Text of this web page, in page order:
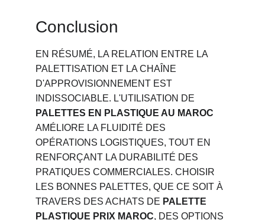
Conclusion
EN RÉSUMÉ, LA RELATION ENTRE LA
PALETTISATION ET LA CHAÎNE
D'APPROVISIONNEMENT EST
INDISSOCIABLE. L'UTILISATION DE
PALETTES EN PLASTIQUE AU MAROC
AMÉLIORE LA FLUIDITÉ DES
OPÉRATIONS LOGISTIQUES, TOUT EN
RENFORÇANT LA DURABILITÉ DES
PRATIQUES COMMERCIALES. CHOISIR
LES BONNES PALETTES, QUE CE SOIT À
TRAVERS DES ACHATS DE PALETTE
PLASTIQUE PRIX MAROC, DES OPTIONS